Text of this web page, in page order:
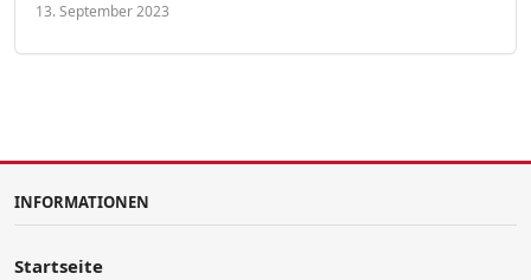
13. September 2023
INFORMATIONEN
Startseite